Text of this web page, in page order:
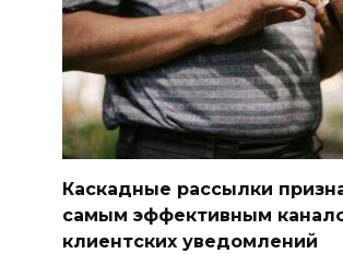
Каскадные рассылки
самым эффективным
клиентских уведомлений